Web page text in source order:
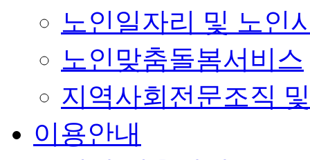
노인일자리 및 노인
노인맞춤돌봄서비스
지역사회전문조직
이용안내